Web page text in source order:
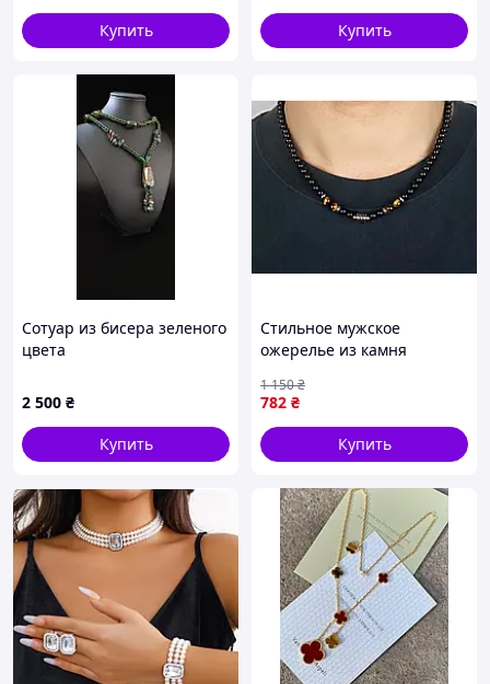
Купить
Купить
Сотуар из бисера зеленого
цвета
2 500 ₴
Купить
Стильное мужское
ожерелье из камня
782 ₴
1 150₴
Купить